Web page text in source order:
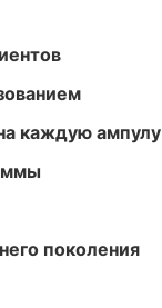
каждую ампулу
поколения